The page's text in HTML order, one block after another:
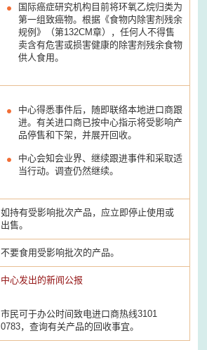
国际癌症研究机构目前将环氧乙烷归类为
第一组致癌物。根据《食物内除害剂残余
规例》（第132CM章），任何人不得售
卖含有危害或损害健康的除害剂残余食物
供人食用。
中心得悉事件后，随即联络本地进口商跟
进。有关进口商已按中心指示将受影响产
品停售和下架，并展开回收。
中心会知会业界、继续跟进事件和采取适
当行动。调查仍然继续。
如持有受影响批次产品，应立即停止使用或
出售。
不要食用受影响批次的产品。
中心发出的新闻公报
市民可于办公时间致电进口商热线3101
0783，查询有关产品的回收事宜。